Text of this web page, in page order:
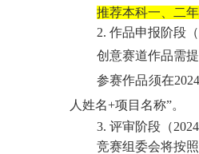
推荐本科一、二
2. 作品申报阶段（
创意赛道作品需
参赛作品须在
人姓名+项目名称”。
3. 评审阶段（2024
竞赛组委会将按